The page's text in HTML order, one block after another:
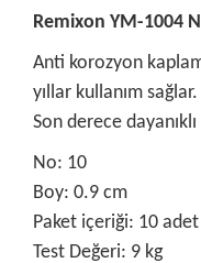
Remixon YM-1004
Anti korozyon
yıllar kullanım sağlar.
Son derece
No: 10
Boy: 0.9 cm
Paket içeriği: 10 adet
Test Değeri: 9 kg